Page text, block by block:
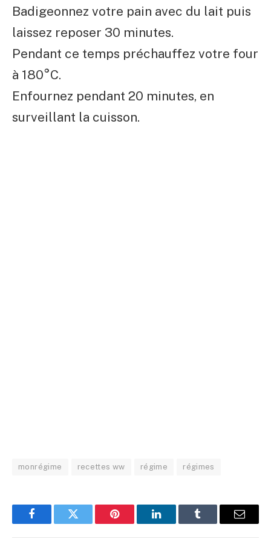
Badigeonnez votre pain avec du lait puis
laissez reposer 30 minutes.
Pendant ce temps préchauffez votre four
à 180°C.
Enfournez pendant 20 minutes, en
surveillant la cuisson.
monrégime recettes ww régime régimes
FacebookTwitter Pinterest LinkedInTumblr Email